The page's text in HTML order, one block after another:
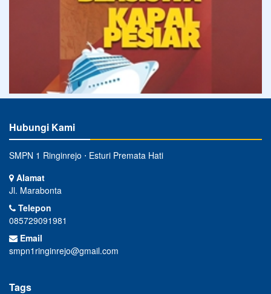
Hubungi Kami
SMPN 1 Ringinrejo ⋅ Esturi Premata Hati
Alamat
Jl. Marabonta
Telepon
085729091981
Email
smpn1ringinrejo@gmail.com
Tags